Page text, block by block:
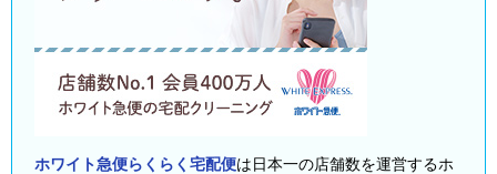
ホワイト急便らくらく宅配便は日本一の店舗数を運営するホ